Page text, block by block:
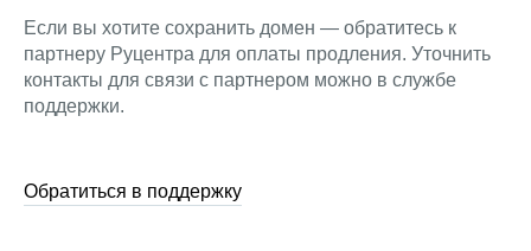
Если вы хотите сохранить домен — обратитесь к
партнеру Руцентра для оплаты продления. Уточнить
контакты для связи с партнером можно в службе
поддержки.
Обратиться в поддержку